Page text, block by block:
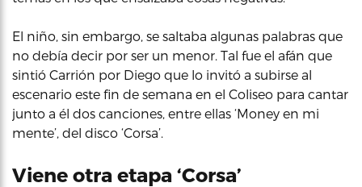
El niño, sin embargo, se saltaba algunas palabras que
no debía decir por ser un menor. Tal fue el afán que
sintió Carrión por Diego que lo invitó a subirse al
escenario este fin de semana en el Coliseo para cantar
junto a él dos canciones, entre ellas ‘Money en mi
mente’, del disco ‘Corsa’.
Viene otra etapa ‘Corsa’